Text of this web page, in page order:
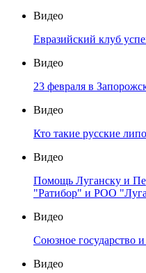
Видео
Евразийский клуб
Видео
23 февраля в
Видео
Кто такие русские
Видео
Помощь Луганску и
"Ратибор" и РОО
Видео
Союзное государство
Видео